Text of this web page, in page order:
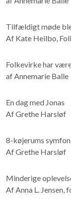
Tilfældigt møde
Af Kate Heilbo,
Folkevirke har
af Annemarie Balle
En dag med Jonas
Af Grethe Harsløf
8-køjerums
Af Grethe Harsløf
Minderige
Af Anna L. Jensen,